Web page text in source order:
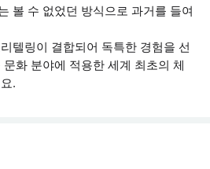
볼 수 없었던 방식으로 과거를 들여
텔링이 결합되어 독특한 경험을 선
화 분야에 적용한 세계 최초의 체
.